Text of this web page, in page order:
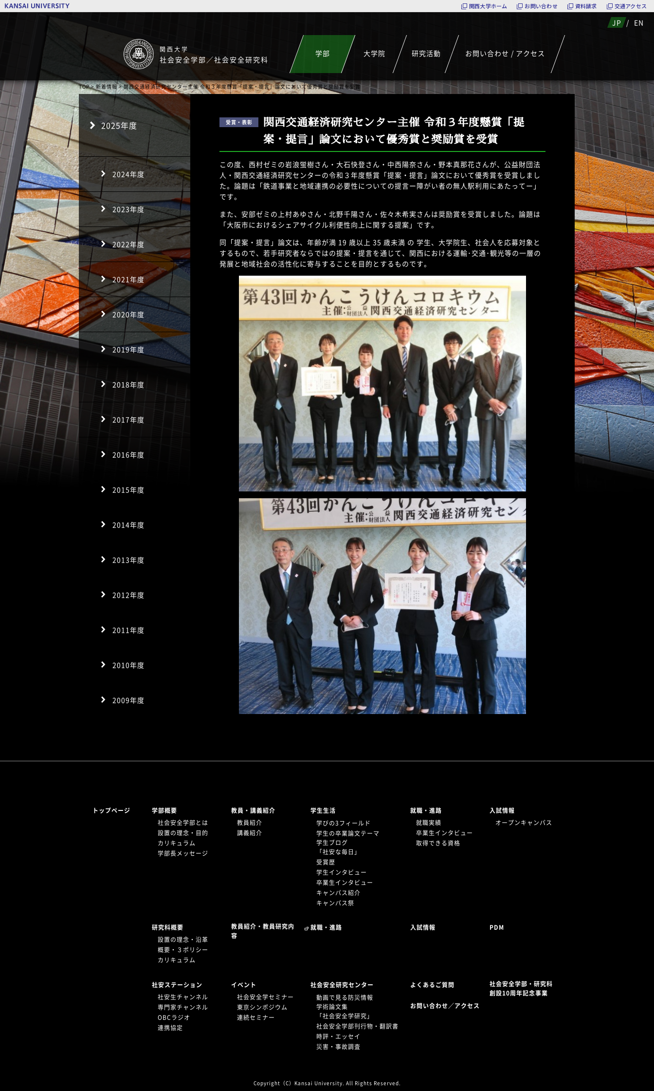
関西大学ホーム お問い合わせ 資料請求 交通アクセス
JP / EN
関西大学
社会安全学部／社会安全研究科
学部 大学院 研究活動 お問い合わせ / アクセス
TOP>新着情報> 関西交通経済研究センター主催 令和３年度懸賞「提案・提言」論文において優秀賞と奨励賞を受賞
2025年度
2024年度
2023年度
2022年度
2021年度
2020年度
2019年度
2018年度
2017年度
2016年度
2015年度
2014年度
2013年度
2012年度
2011年度
2010年度
2009年度
関西交通経済研究センター主催 令和３年度懸賞「提
案・提言」論文において優秀賞と奨励賞を受賞
この度、西村ゼミの岩浪蛍樹さん・大石快登さん・中西陽奈さん・野本真那花さんが、公益財団法
人・関西交通経済研究センターの令和３年度懸賞「提案・提言」論文において優秀賞を受賞しまし
た。論題は「鉄道事業と地域連携の必要性についての提言ー障がい者の無人駅利用にあたってー」
です。
また、安部ゼミの上村あゆさん・北野千陽さん・佐々木希実さんは奨励賞を受賞しました。論題は
「大阪市におけるシェアサイクル利便性向上に関する提案」です。
同「提案・提言」論文は、年齢が満 19 歳以上 35 歳未満 の 学生、大学院生、社会人を応募対象と
するもので、若手研究者ならではの提案・提言を通じて、関西における運輸･交通･観光等の一層の
発展と地域社会の活性化に寄与することを目的とするものです。
トップページ
学部概要
社会安全学部とは
設置の理念・目的
カリキュラム
学部長メッセージ
教員・講義紹介
教員紹介
講義紹介
学生生活
学びの3フィールド
学生の卒業論文テーマ
学生ブログ
「社安な毎日」
受賞歴
学生インタビュー
卒業生インタビュー
キャンパス紹介
キャンパス祭
就職・進路
就職実績
卒業生インタビュー
取得できる資格
入試情報
オープンキャンパス
研究科概要
設置の理念・沿革
概要・３ポリシー
カリキュラム
教員紹介・教員研究内
容
就職・進路 入試情報 PDM
社安ステーション
社安生チャンネル
専門家チャンネル
OBCラジオ
連携協定
イベント
社会安全学セミナー
東京シンポジウム
連続セミナー
社会安全研究センター
動画で見る防災情報
学術論文集
「社会安全学研究」
社会安全学部刊行物・翻訳書
時評・エッセイ
災害・事故調査
よくあるご質問
お問い合わせ／アクセス
社会安全学部・研究科
創設10周年記念事業
Copyright（C）Kansai University. All Rights Reserved.